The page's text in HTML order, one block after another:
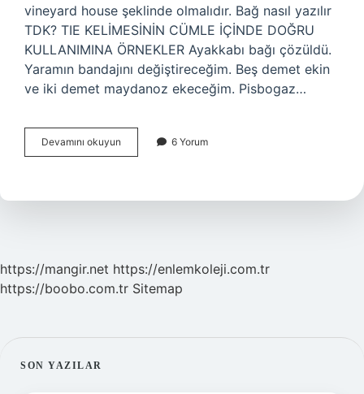
vineyard house şeklinde olmalıdır. Bağ nasıl yazılır
TDK? TIE KELİMESİNİN CÜMLE İÇİNDE DOĞRU
KULLANIMINA ÖRNEKLER Ayakkabı bağı çözüldü.
Yaramın bandajını değiştireceğim. Beş demet ekin
ve iki demet maydanoz ekeceğim. Pisbogaz…
Devamını okuyun Bağbozumu
Bitişik
6 Yorum
https://mangir.net https://enlemkoleji.com.tr
https://boobo.com.tr Sitemap
SIDEBAR
SON YAZILAR